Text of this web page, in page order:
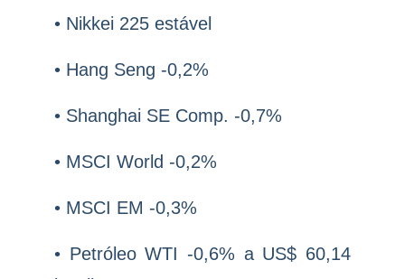
• Nikkei 225 estável
• Hang Seng -0,2%
• Shanghai SE Comp. -0,7%
• MSCI World -0,2%
• MSCI EM -0,3%
• Petróleo WTI -0,6% a US$ 60,14